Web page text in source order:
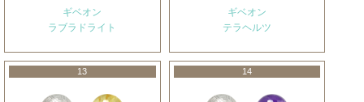
ギベオン
ラブラドライト
ギベオン
テラヘルツ
13 14